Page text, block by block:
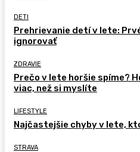
DETI
Prehrievanie detí v lete:
ignorovať
ZDRAVIE
Prečo v lete horšie spíme?
viac, než si myslíte
LIFESTYLE
Najčastejšie chyby v lete,
STRAVA